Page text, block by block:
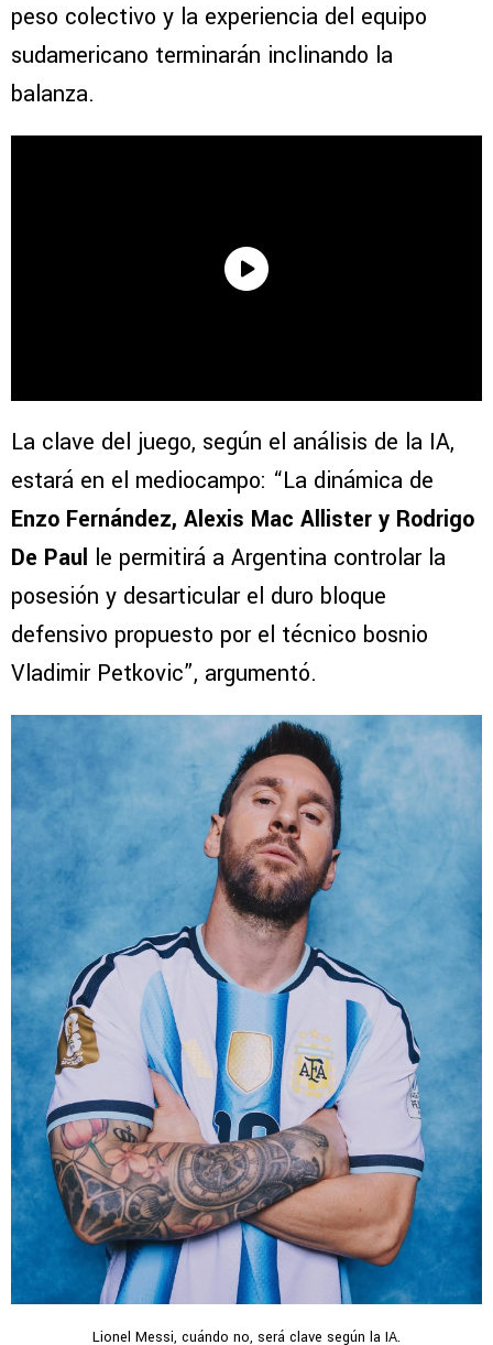
peso colectivo y la experiencia del equipo
sudamericano terminarán inclinando la
balanza.
La clave del juego, según el análisis de la IA,
estará en el mediocampo: “La dinámica de
Enzo Fernández, Alexis Mac Allister y Rodrigo
De Paul le permitirá a Argentina controlar la
posesión y desarticular el duro bloque
defensivo propuesto por el técnico bosnio
Vladimir Petkovic”, argumentó.
Lionel Messi, cuándo no, será clave según la IA.